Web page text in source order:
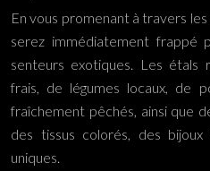
En vous promenant à travers
serez immédiatement frappé
senteurs exotiques. Les étals
frais, de légumes locaux, de
fraîchement pêchés, ainsi que
des tissus colorés, des
uniques.